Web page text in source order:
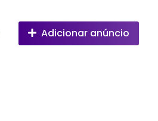
Adicionar anúncio